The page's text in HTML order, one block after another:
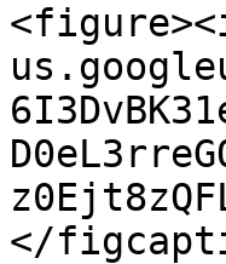
</